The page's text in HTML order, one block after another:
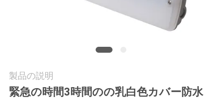
私
達
製品の説明
緊急の時間3時間のの乳白色カバー防水